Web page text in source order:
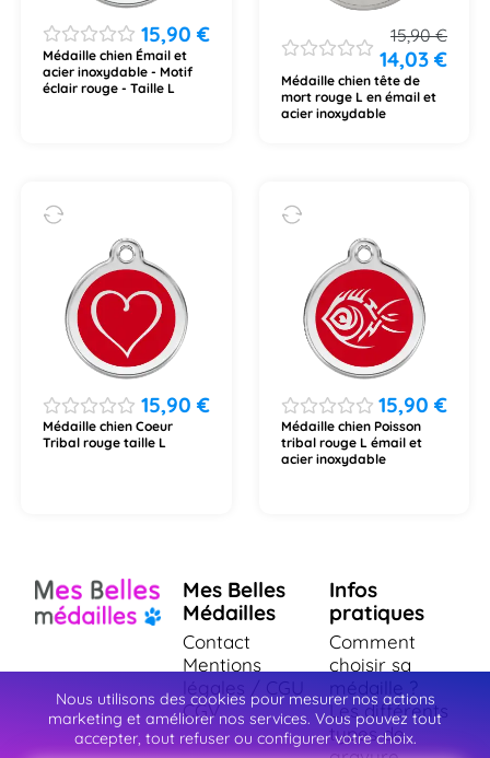
15,90 €
Médaille chien Émail et
acier inoxydable - Motif
éclair rouge - Taille L
15,90€
14,03€
Médaille chien tête de
mort rouge L en émail et
acier inoxydable
15,90 €
Médaille chien Coeur
Tribal rouge taille L
15,90€
Médaille chien Poisson
tribal rouge L émail et
acier inoxydable
Mes Belles
Médailles
Contact
Mentions
légales / CGU
CGV
Infos
pratiques
Comment
choisir sa
médaille ?
Les différents
types de
Nous utilisons des cookies pour mesurer nos actions
marketing et améliorer nos services. Vous pouvez tout
accepter, tout refuser ou configurer votre choix.